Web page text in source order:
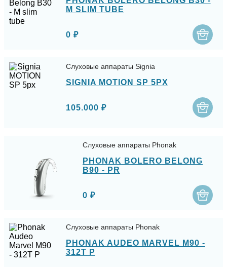
M SLIM TUBE
0 ₽
Слуховые аппараты Signia
SIGNIA MOTION SP 5PX
105.000 ₽
Слуховые аппараты Phonak
PHONAK BOLERO BELONG
B90 - PR
0 ₽
Слуховые аппараты Phonak
PHONAK AUDEO MARVEL M90 -
312T P